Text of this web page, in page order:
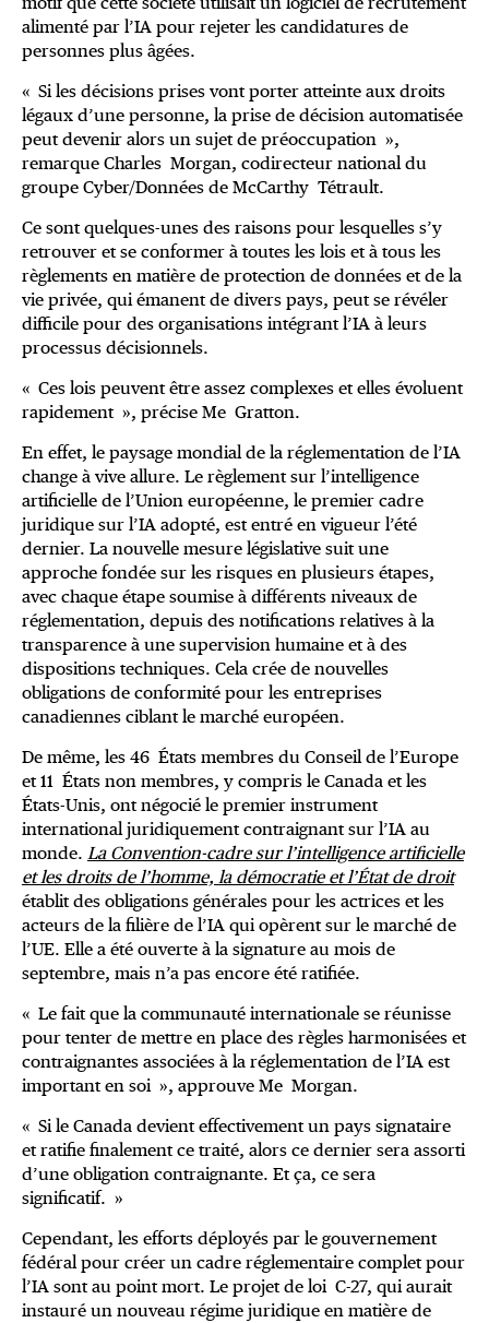
alimenté par l’IA pour rejeter les candidatures de
personnes plus âgées.
« Si les décisions prises vont porter atteinte aux droits
légaux d’une personne, la prise de décision automatisée
peut devenir alors un sujet de préoccupation »,
remarque Charles Morgan, codirecteur national du
groupe Cyber/Données de McCarthy Tétrault.
Ce sont quelques-unes des raisons pour lesquelles s’y
retrouver et se conformer à toutes les lois et à tous les
règlements en matière de protection de données et de la
vie privée, qui émanent de divers pays, peut se révéler
difficile pour des organisations intégrant l’IA à leurs
processus décisionnels.
« Ces lois peuvent être assez complexes et elles évoluent
rapidement », précise Me Gratton.
En effet, le paysage mondial de la réglementation de l’IA
change à vive allure. Le règlement sur l’intelligence
artificielle de l’Union européenne, le premier cadre
juridique sur l’IA adopté, est entré en vigueur l’été
dernier. La nouvelle mesure législative suit une
approche fondée sur les risques en plusieurs étapes,
avec chaque étape soumise à différents niveaux de
réglementation, depuis des notifications relatives à la
transparence à une supervision humaine et à des
dispositions techniques. Cela crée de nouvelles
obligations de conformité pour les entreprises
canadiennes ciblant le marché européen.
De même, les 46 États membres du Conseil de l’Europe
et 11 États non membres, y compris le Canada et les
États-Unis, ont négocié le premier instrument
international juridiquement contraignant sur l’IA au
monde. La Convention-cadre sur l’intelligence artificielle
et les droits de l’homme, la démocratie et l’État de droit
établit des obligations générales pour les actrices et les
acteurs de la filière de l’IA qui opèrent sur le marché de
l’UE. Elle a été ouverte à la signature au mois de
septembre, mais n’a pas encore été ratifiée.
« Le fait que la communauté internationale se réunisse
pour tenter de mettre en place des règles harmonisées et
contraignantes associées à la réglementation de l’IA est
important en soi », approuve Me Morgan.
« Si le Canada devient effectivement un pays signataire
et ratifie finalement ce traité, alors ce dernier sera assorti
d’une obligation contraignante. Et ça, ce sera
significatif. »
Cependant, les efforts déployés par le gouvernement
fédéral pour créer un cadre réglementaire complet pour
l’IA sont au point mort. Le projet de loi C-27, qui aurait
instauré un nouveau régime juridique en matière de